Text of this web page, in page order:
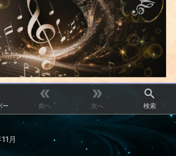
ー

前へ

次へ

検索
月